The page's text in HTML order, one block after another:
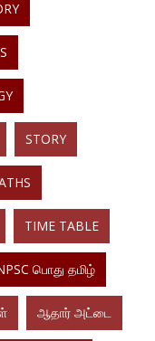
STORY
TIME TABLE
பொது தமிழ்
ஆதார் அட்டை